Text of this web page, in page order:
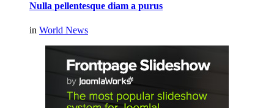
Nulla pellentesque diam a purus
in World News